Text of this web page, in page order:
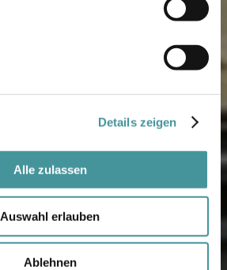
Details zeigen
Alle zulassen
Auswahl erlauben
Ablehnen